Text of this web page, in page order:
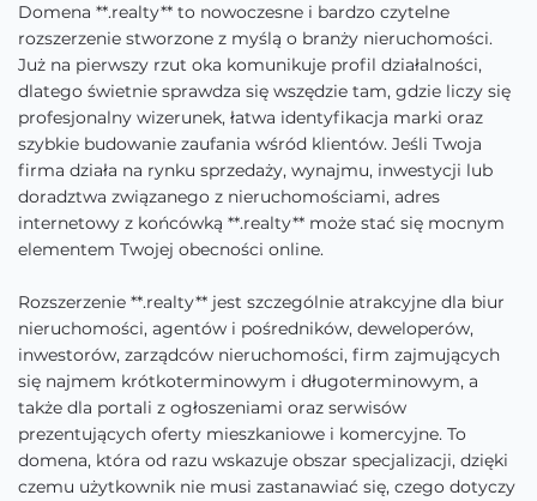
Domena **.realty** to nowoczesne i bardzo czytelne
rozszerzenie stworzone z myślą o branży nieruchomości.
Już na pierwszy rzut oka komunikuje profil działalności,
dlatego świetnie sprawdza się wszędzie tam, gdzie liczy się
profesjonalny wizerunek, łatwa identyfikacja marki oraz
szybkie budowanie zaufania wśród klientów. Jeśli Twoja
firma działa na rynku sprzedaży, wynajmu, inwestycji lub
doradztwa związanego z nieruchomościami, adres
internetowy z końcówką **.realty** może stać się mocnym
elementem Twojej obecności online.
Rozszerzenie **.realty** jest szczególnie atrakcyjne dla biur
nieruchomości, agentów i pośredników, deweloperów,
inwestorów, zarządców nieruchomości, firm zajmujących
się najmem krótkoterminowym i długoterminowym, a
także dla portali z ogłoszeniami oraz serwisów
prezentujących oferty mieszkaniowe i komercyjne. To
domena, która od razu wskazuje obszar specjalizacji, dzięki
czemu użytkownik nie musi zastanawiać się, czego dotyczy